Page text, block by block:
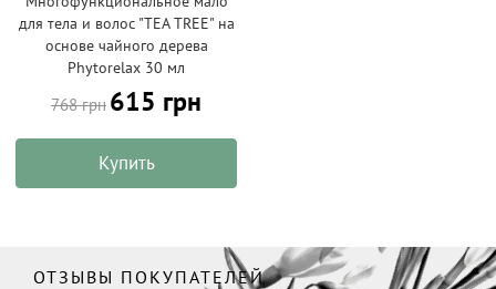
для тела и волос "TEA TREЕ" на
основе чайного дерева
Phytorelax 30 мл
768 грн 615 грн
Купить
ОТЗЫВЫ ПОКУПАТЕЛЕЙ